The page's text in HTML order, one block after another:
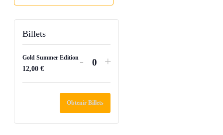
Billets
Gold Summer Edition
12,00 €
Diminuer
de
billets
pour
- Quantité
Augmenter
billets
pour
+
Obtenir Billets